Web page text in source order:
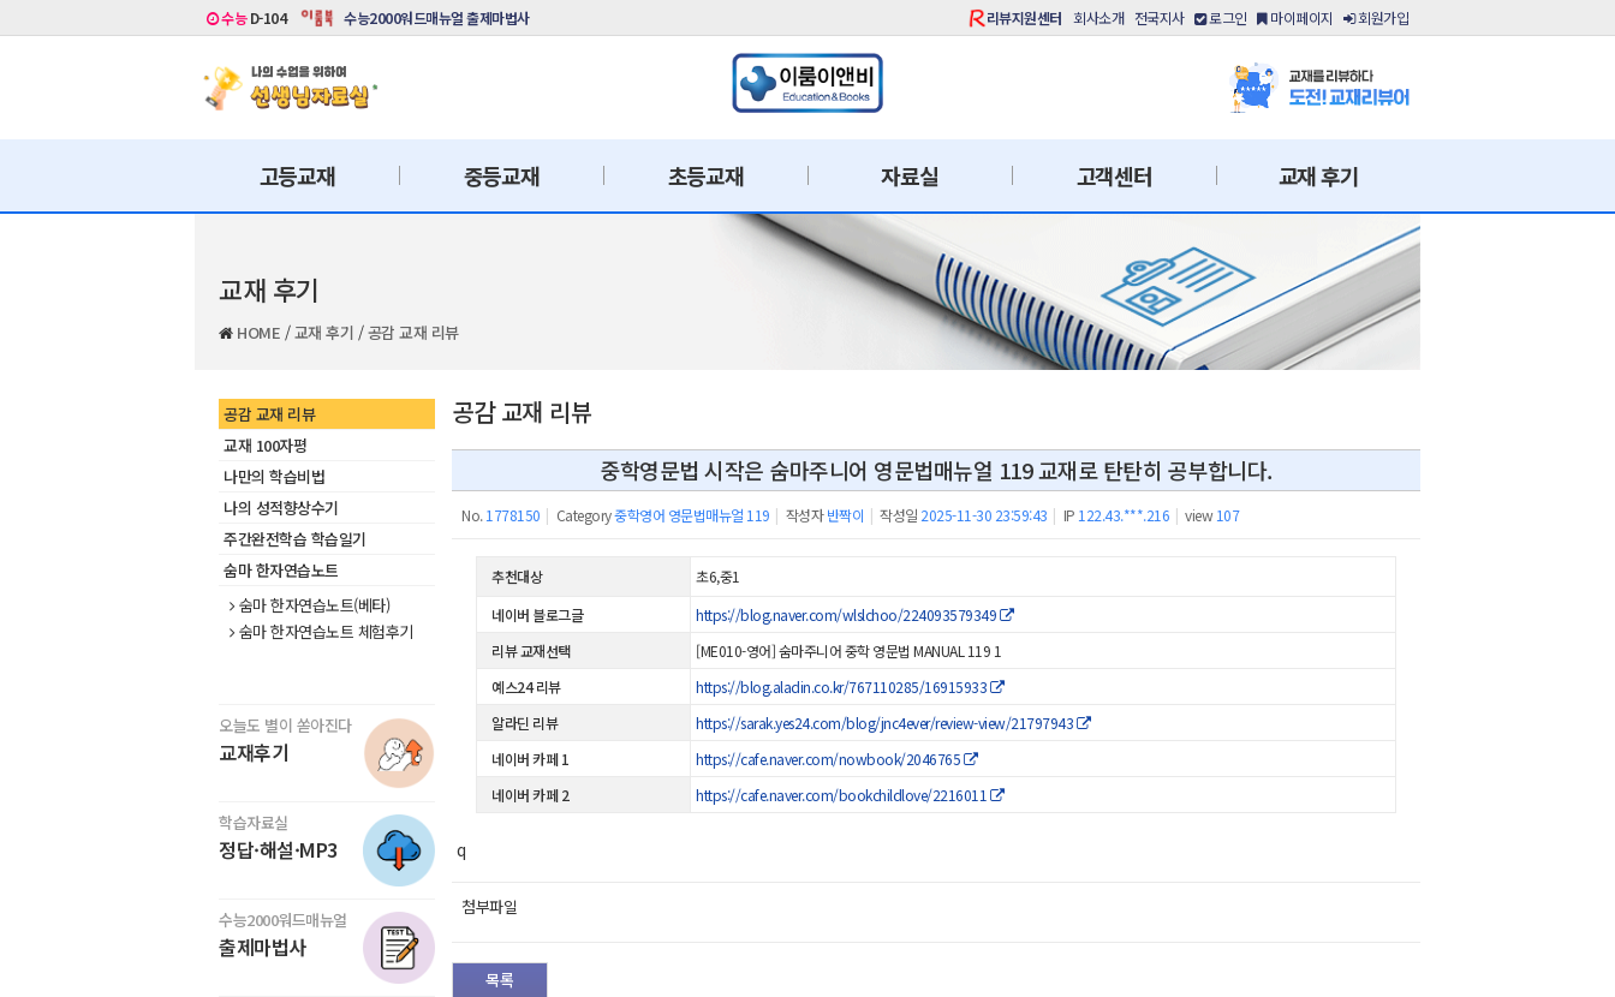
수능D-104 수능2000워드매뉴얼 출제마법사 리뷰지원센터 회사소개 전국지사 로그인 마이페이지 회원가입
고등교재 중등교재 초등교재 자료실 고객센터 교재 후기
교재 후기
HOME /교재 후기 /공감 교재 리뷰
공감 교재 리뷰
교재 100자평
나만의 학습비법
나의 성적향상수기
주간완전학습 학습일기
숨마 한자연습노트
숨마 한자연습노트(베타)
숨마 한자연습노트 체험후기
오늘도 별이 쏟아진다
교재후기
학습자료실
정답·해설·MP3
수능2000워드매뉴얼
출제마법사
공감 교재 리뷰
중학영문법 시작은 숨마주니어 영문법매뉴얼 119 교재로 탄탄히 공부합니다.
No. 1778150 | Category중학영어 영문법매뉴얼 119 | 작성자 반짝이 | 작성일 2025-11-30 23:59:43 | IP 122.43.***.216 | view 107
추천대상
초6,중1
네이버 블로그글
https://blog.naver.com/wlslchoo/224093579349
리뷰 교재선택
[ME010-영어] 숨마주니어 중학 영문법 MANUAL 119 1
예스24 리뷰
https://blog.aladin.co.kr/767110285/16915933
알라딘 리뷰
https://sarak.yes24.com/blog/jnc4ever/review-view/21797943
네이버 카페 1
https://cafe.naver.com/nowbook/2046765
네이버 카페 2
https://cafe.naver.com/bookchildlove/2216011
q
첨부파일
목록